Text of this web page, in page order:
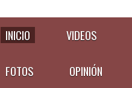
INICIO VIDEOS
FOTOS OPINIÓN